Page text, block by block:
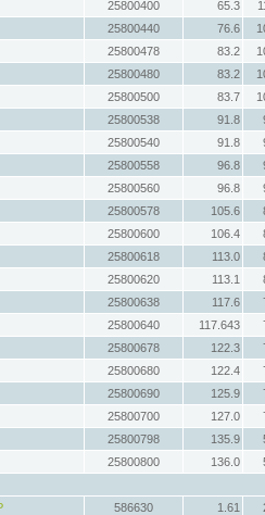
25800400 65.3
25800440 76.6
25800478 83.2
25800480 83.2
25800500 83.7
25800538 91.8
25800540 91.8
25800558 96.8
25800560 96.8
25800578 105.6
25800600 106.4
25800618 113.0
25800620 113.1
25800638 117.6
25800640 117.643
25800678 122.3
25800680 122.4
25800690 125.9
25800700 127.0
25800798 135.9
25800800 136.0
586630 1.61